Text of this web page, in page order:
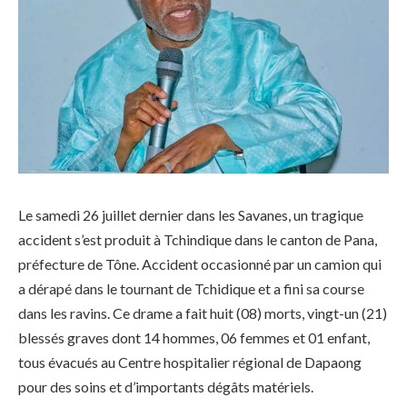
Le samedi 26 juillet dernier dans les Savanes, un tragique
accident s’est produit à Tchindique dans le canton de Pana,
préfecture de Tône. Accident occasionné par un camion qui
a dérapé dans le tournant de Tchidique et a fini sa course
dans les ravins. Ce drame a fait huit (08) morts, vingt-un (21)
blessés graves dont 14 hommes, 06 femmes et 01 enfant,
tous évacués au Centre hospitalier régional de Dapaong
pour des soins et d’importants dégâts matériels.